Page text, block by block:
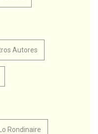
Autores
Lo Rondinaire